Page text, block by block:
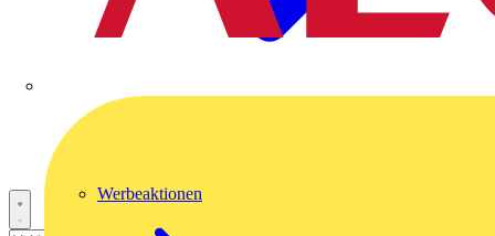
Werbeaktionen